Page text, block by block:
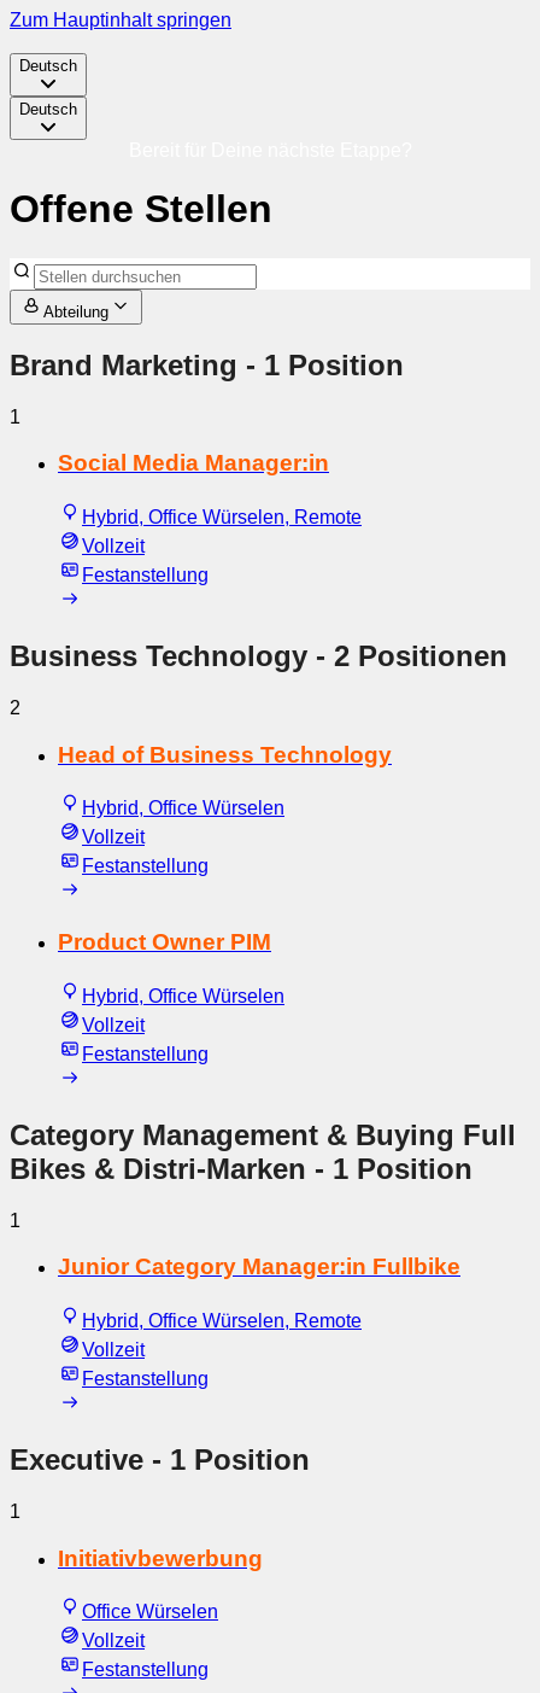
Zum Hauptinhalt springen
Deutsch
Deutsch
Offene Stellen
Abteilung
Brand Marketing - 1 Position
1
Social Media Manager:in
Hybrid, Office Würselen, Remote
Vollzeit
Festanstellung
Business Technology - 2 Positionen
2
Head of Business Technology
Hybrid, Office Würselen
Vollzeit
Festanstellung
Product Owner PIM
Hybrid, Office Würselen
Vollzeit
Festanstellung
Category Management & Buying Full
Bikes & Distri-Marken - 1 Position
1
Junior Category Manager:in Fullbike
Hybrid, Office Würselen, Remote
Vollzeit
Festanstellung
Executive - 1 Position
1
Initiativbewerbung
Office Würselen
Vollzeit
Festanstellung